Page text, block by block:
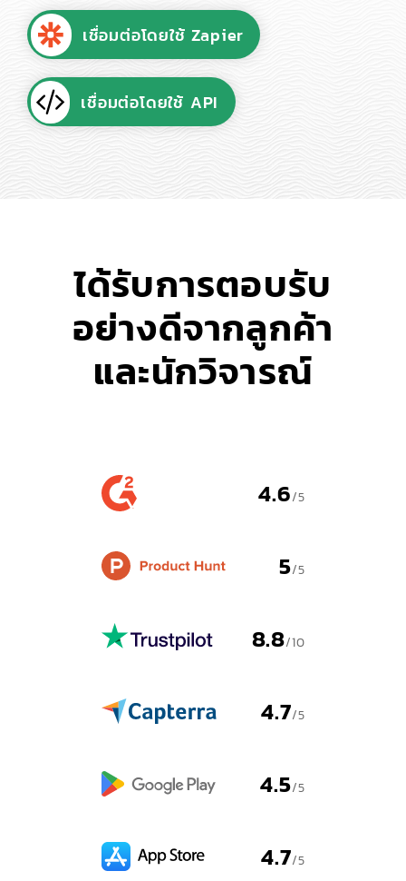
เชื่อมต่อโดยใช้ Zapier
เชื่อมต่อโดยใช้ API
ได้รับการตอบรับ
อย่างดีจากลูกค้า
และนักวิจารณ์
4.6/5
5/5
8.8/10
4.7/5
4.5/5
4.7/5